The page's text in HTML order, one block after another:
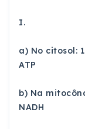
I.
a) No citosol:
ATP
b) Na
NADH